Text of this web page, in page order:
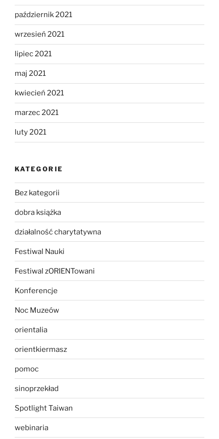
październik 2021
wrzesień 2021
lipiec 2021
maj 2021
kwiecień 2021
marzec 2021
luty 2021
KATEGORIE
Bez kategorii
dobra książka
działalność charytatywna
Festiwal Nauki
Festiwal zORIENTowani
Konferencje
Noc Muzeów
orientalia
orientkiermasz
pomoc
sinoprzekład
Spotlight Taiwan
webinaria